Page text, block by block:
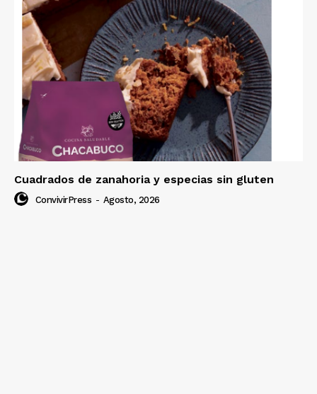
Cuadrados de zanahoria y especias sin gluten
ConvivirPress - Agosto, 2026